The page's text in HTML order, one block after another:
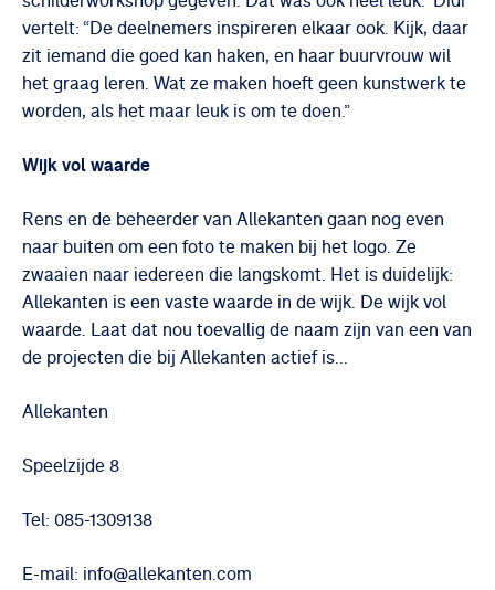
vertelt: “De deelnemers inspireren elkaar ook. Kijk, daar
zit iemand die goed kan haken, en haar buurvrouw wil
het graag leren. Wat ze maken hoeft geen kunstwerk te
worden, als het maar leuk is om te doen.”
Wijk vol waarde
Rens en de beheerder van Allekanten gaan nog even
naar buiten om een foto te maken bij het logo. Ze
zwaaien naar iedereen die langskomt. Het is duidelijk:
Allekanten is een vaste waarde in de wijk. De wijk vol
waarde. Laat dat nou toevallig de naam zijn van een van
de projecten die bij Allekanten actief is...
Allekanten
Speelzijde 8
Tel: 085-1309138
E-mail: info@allekanten.com